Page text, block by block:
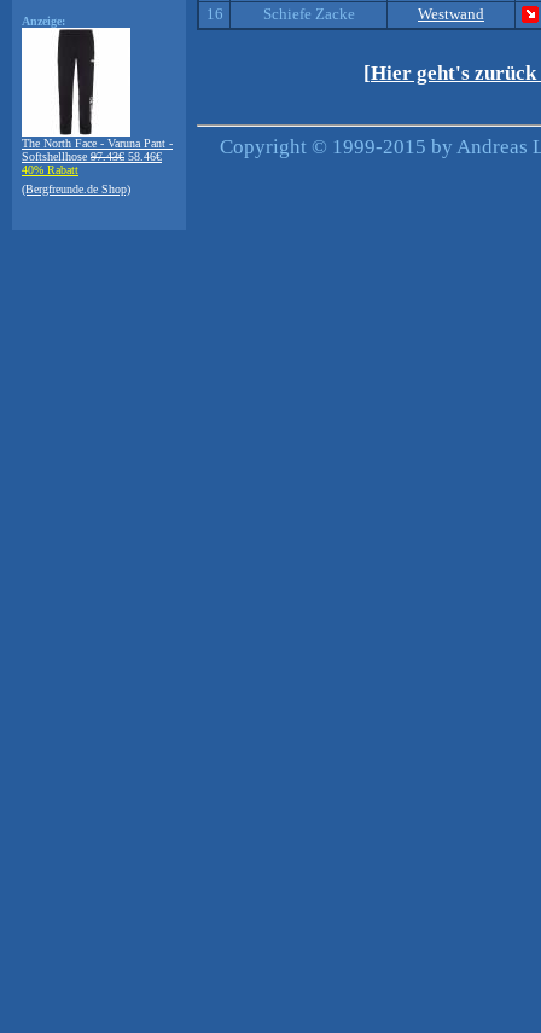
Anzeige:
The North Face - Varuna Pant -
Softshellhose 97.43€ 58.46€
40% Rabatt
(Bergfreunde.de Shop)
16
Schiefe Zacke Westwand
[Hier geht's zurück
Copyright © 1999-2015 by Andreas